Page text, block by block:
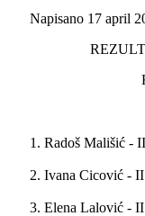
Napisano 17 april
1. Radoš Mališić -
2. Ivana Cicović -
3. Elena Lalović -